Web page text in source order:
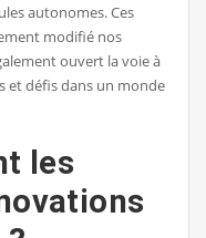
autonomes. Ces
modifié nos
ouvert la voie à
et défis dans un monde
les